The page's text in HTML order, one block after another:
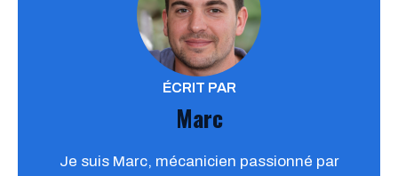
ÉCRIT PAR
Marc
Je suis Marc, mécanicien passionné par